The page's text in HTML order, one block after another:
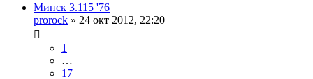
Минск 3.115 '76
prorock » 24 окт 2012, 22:20
1
…
17